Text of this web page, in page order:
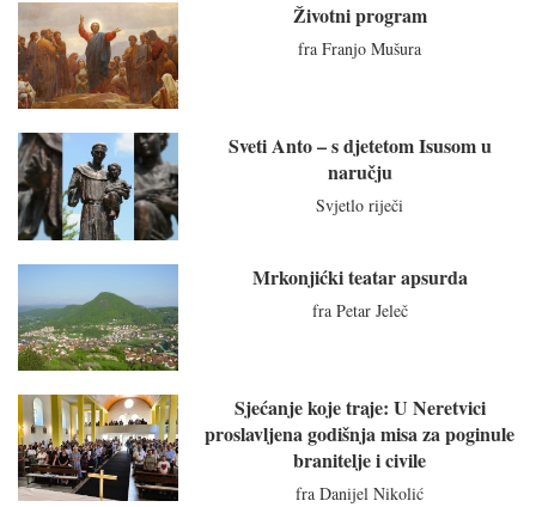
Životni program
fra Franjo Mušura
Sveti Anto – s djetetom Isusom u
naručju
Svjetlo riječi
Mrkonjićki teatar apsurda
fra Petar Jeleč
Sjećanje koje traje: U Neretvici
proslavljena godišnja misa za poginule
branitelje i civile
fra Danijel Nikolić